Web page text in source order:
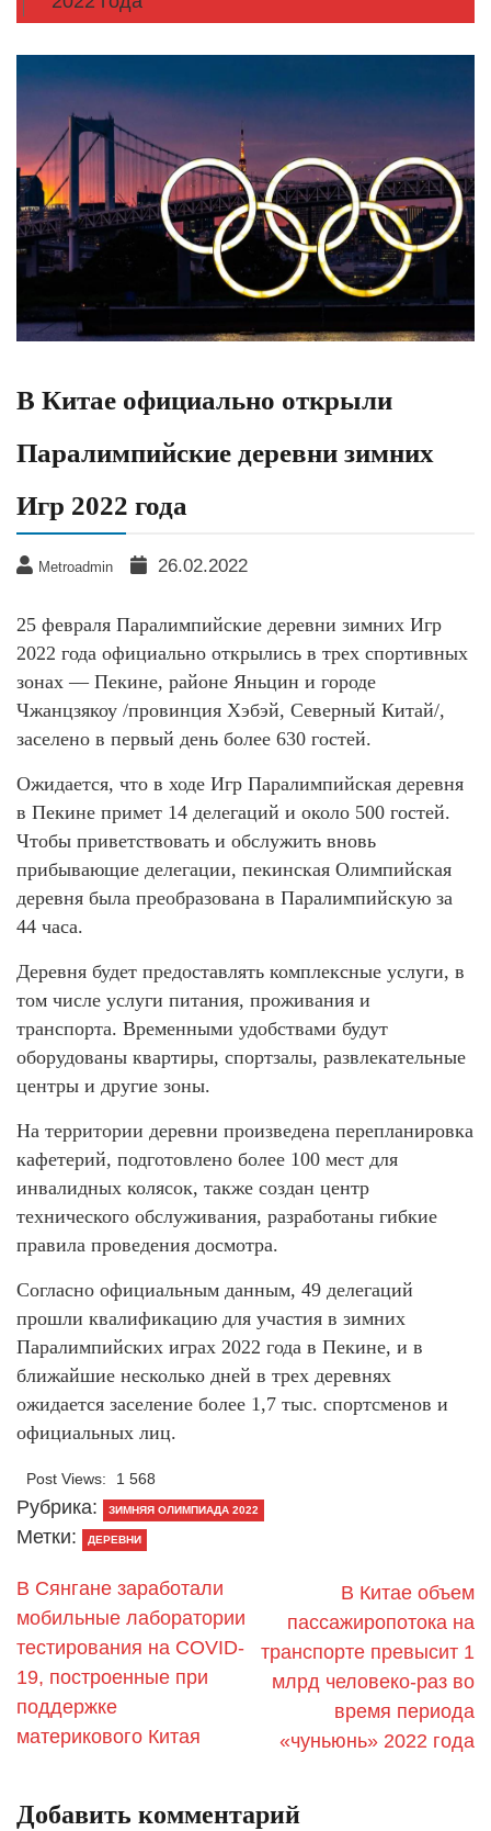
В Китае официально открыли
Паралимпийские деревни зимних
Игр 2022 года
Metroadmin 26.02.2022
25 февраля Паралимпийские деревни зимних Игр
2022 года официально открылись в трех спортивных
зонах — Пекине, районе Яньцин и городе
Чжанцзякоу /провинция Хэбэй, Северный Китай/,
заселено в первый день более 630 гостей.
Ожидается, что в ходе Игр Паралимпийская деревня
в Пекине примет 14 делегаций и около 500 гостей.
Чтобы приветствовать и обслужить вновь
прибывающие делегации, пекинская Олимпийская
деревня была преобразована в Паралимпийскую за
44 часа.
Деревня будет предоставлять комплексные услуги, в
том числе услуги питания, проживания и
транспорта. Временными удобствами будут
оборудованы квартиры, спортзалы, развлекательные
центры и другие зоны.
На территории деревни произведена перепланировка
кафетерий, подготовлено более 100 мест для
инвалидных колясок, также создан центр
технического обслуживания, разработаны гибкие
правила проведения досмотра.
Согласно официальным данным, 49 делегаций
прошли квалификацию для участия в зимних
Паралимпийских играх 2022 года в Пекине, и в
ближайшие несколько дней в трех деревнях
ожидается заселение более 1,7 тыс. спортсменов и
официальных лиц.
Post Views: 1 568
Рубрика: ЗИМНЯЯ ОЛИМПИАДА 2022
Метки: ДЕРЕВНИ
В Сянгане заработали
мобильные лаборатории
тестирования на COVID-
19, построенные при
поддержке
материкового Китая
В Китае объем
пассажиропотока на
транспорте превысит 1
млрд человеко-раз во
время периода
«чуньюнь» 2022 года
Добавить комментарий